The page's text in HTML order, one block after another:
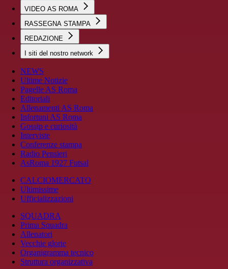
VIDEO AS ROMA
RASSEGNA STAMPA
REDAZIONE
I siti del nostro network
NEWS
Ultime Notizie
Pagelle AS Roma
Editoriali
Allenamenti AS Roma
Infortuni AS Roma
Gossip e curiosità
Interviste
Conferenze stampa
Radio Pensieri
AsRoma 1927 Futsal
CALCIOMERCATO
Ultimissime
Ufficializzazioni
SQUADRA
Prima Squadra
Allenatori
Vecchie glorie
Organigramma tecnico
Struttura organizzativa